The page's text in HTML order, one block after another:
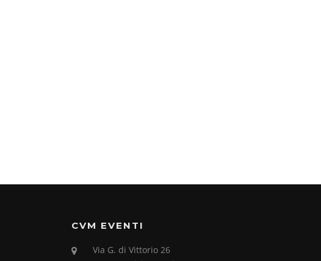
CVM EVENTI
Via G. di Vittorio 26